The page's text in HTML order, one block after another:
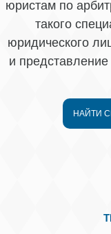
юристам по
такого
юридического
и
НАЙТИ